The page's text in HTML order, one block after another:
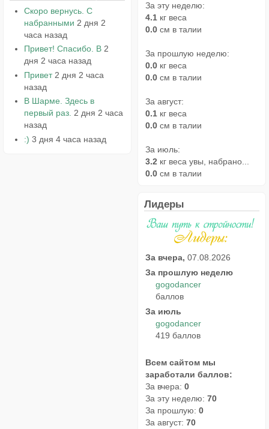
Скоро вернусь. С
набранными 2 дня 2
часа назад
Привет! Спасибо. В 2
дня 2 часа назад
Привет 2 дня 2 часа
назад
В Шарме. Здесь в
первый раз. 2 дня 2 часа
назад
:) 3 дня 4 часа назад
За эту неделю:
4.1 кг веса
0.0 см в талии
За прошлую неделю:
0.0 кг веса
0.0 см в талии
За август:
0.1 кг веса
0.0 см в талии
За июль:
3.2 кг веса увы, набрано...
0.0 см в талии
Лидеры
За вчера, 07.08.2026
За прошлую неделю
gogodancer
баллов
За июль
gogodancer
419 баллов
Всем сайтом мы
заработали баллов:
За вчера: 0
За эту неделю: 70
За прошлую: 0
За август: 70